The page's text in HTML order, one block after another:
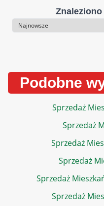
Znaleziono
Sortowanie
Podobne
Sprzedaż
Sprzedaż
Sprzedaż
Sprzedaż
Sprzedaż
Sprzedaż